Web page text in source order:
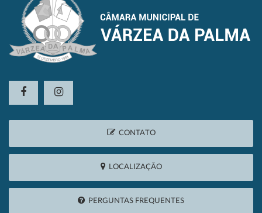
CONTATO
LOCALIZAÇÃO
PERGUNTAS FREQUENTES